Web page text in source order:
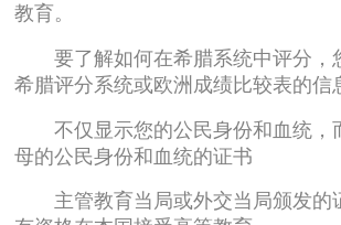
教育。
要了解如何在希腊系统中评分，
希腊评分系统或欧洲成绩比较表的信
不仅显示您的公民身份和血统，
母的公民身份和血统的证书
主管教育当局或外交当局颁发的